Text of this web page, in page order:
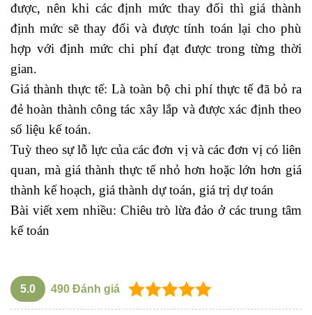
được, nên khi các định mức thay đổi thì giá thành
định mức sẽ thay đổi và được tính toán lại cho phù
hợp với định mức chi phí đạt được trong từng thời
gian.
Giá thành thực tế: Là toàn bộ chi phí thực tế đã bỏ ra
đẻ hoàn thành công tác xây lắp và được xác định theo
số liệu kế toán.
Tuỳ theo sự lỗ lực của các đơn vị và các đơn vị có liên
quan, mà giá thành thực tế nhỏ hơn hoặc lớn hơn giá
thành kế hoạch, giá thành dự toán, giá trị dự toán
Bài viết xem nhiều: Chiêu trò lừa đảo ở các trung tâm
kế toán
5.0 490 Đánh giá